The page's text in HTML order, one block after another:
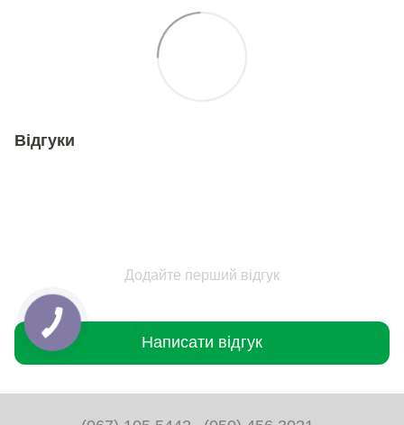
Відгуки
Додайте перший відгук
Написати відгук